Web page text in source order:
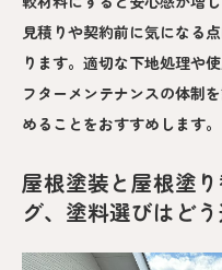
見積りや契約前に気になる
ります。適切な下地処理や
フターメンテナンスの体制
めることをおすすめします。
屋根塗装と屋根塗
グ、塗料選びはど